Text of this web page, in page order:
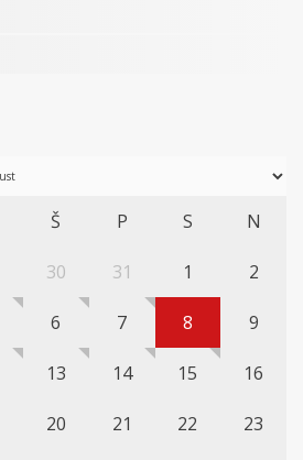
Š P S N
30 31 1 2
6 7 8 9
13 14 15 16
20 21 22 23